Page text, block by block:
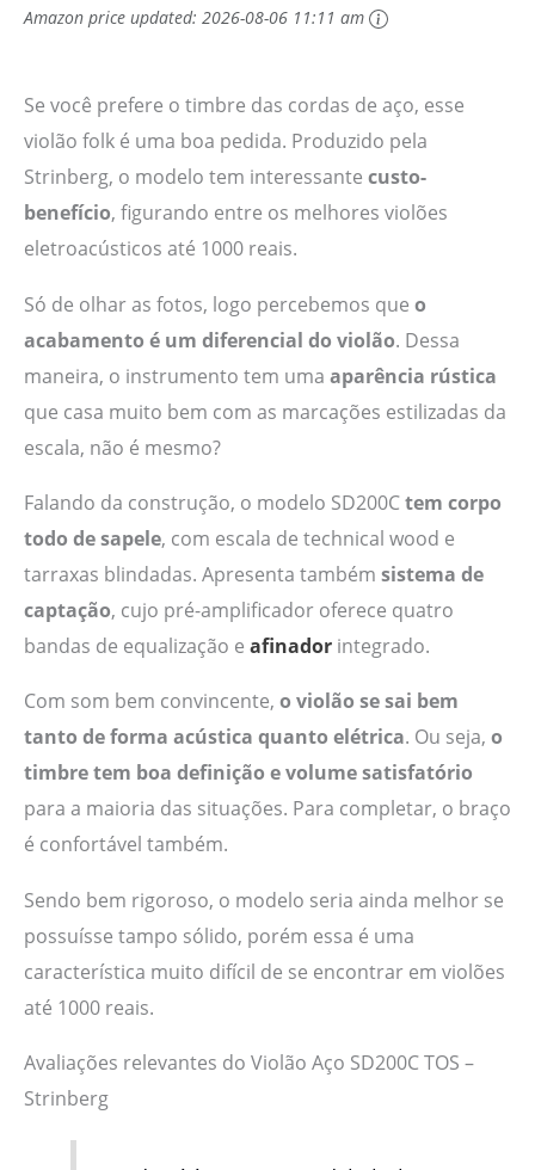
Amazon price updated: 2026-08-06 11:11 am
Se você prefere o timbre das cordas de aço, esse
violão folk é uma boa pedida. Produzido pela
Strinberg, o modelo tem interessante custo-
benefício, figurando entre os melhores violões
eletroacústicos até 1000 reais.
Só de olhar as fotos, logo percebemos que o
acabamento é um diferencial do violão. Dessa
maneira, o instrumento tem uma aparência rústica
que casa muito bem com as marcações estilizadas da
escala, não é mesmo?
Falando da construção, o modelo SD200Ctem corpo
todo de sapele, com escala de technical wood e
tarraxas blindadas. Apresenta também sistema de
captação, cujo pré-amplificador oferece quatro
bandas de equalização e afinador integrado.
Com som bem convincente, o violão se sai bem
tanto de forma acústica quanto elétrica. Ou seja, o
timbre tem boa definição e volume satisfatório
para a maioria das situações. Para completar, o braço
é confortável também.
Sendo bem rigoroso, o modelo seria ainda melhor se
possuísse tampo sólido, porém essa é uma
característica muito difícil de se encontrar em violões
até 1000 reais.
Avaliações relevantes do Violão Aço SD200C TOS –
Strinberg